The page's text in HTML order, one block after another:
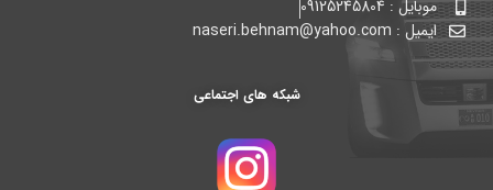
موبایل : 09125245804
ایمیل : naseri.behnam@yahoo.com
شبکه های اجتماعی